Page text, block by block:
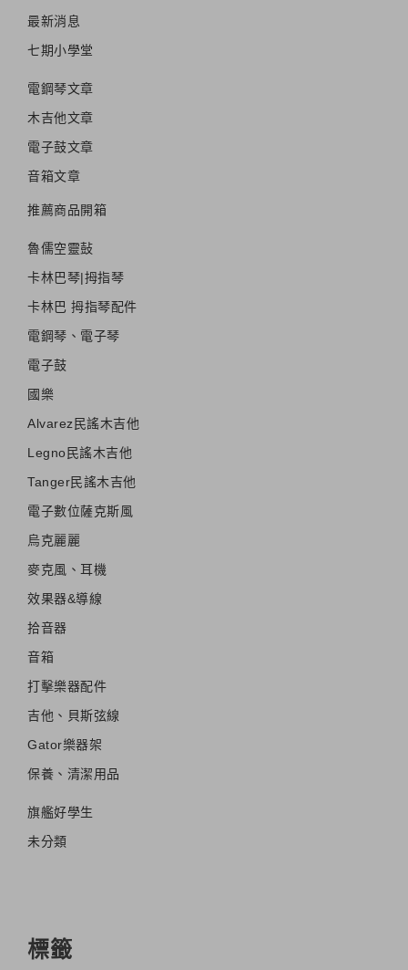
最新消息
七期小學堂
電鋼琴文章
木吉他文章
電子鼓文章
音箱文章
推薦商品開箱
魯儒空靈鼔
卡林巴琴|拇指琴
卡林巴 拇指琴配件
電鋼琴、電子琴
電子鼓
國樂
Alvarez民謠木吉他
Legno民謠木吉他
Tanger民謠木吉他
電子數位薩克斯風
烏克麗麗
麥克風、耳機
效果器&導線
拾音器
音箱
打擊樂器配件
吉他、貝斯弦線
Gator樂器架
保養、清潔用品
旗艦好學生
未分類
標籤